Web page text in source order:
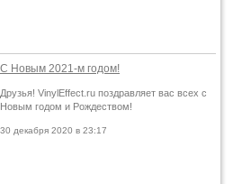
С Новым 2021-м годом!
Друзья! VinylEffect.ru поздравляет вас всех с
Новым годом и Рождеством!
30 декабря 2020 в 23:17